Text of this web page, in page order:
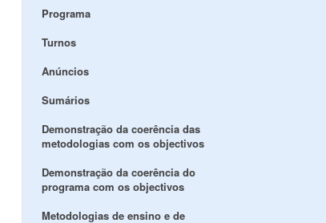
Programa
Turnos
Anúncios
Sumários
Demonstração da coerência das
metodologias com os objectivos
Demonstração da coerência do
programa com os objectivos
Metodologias de ensino e de